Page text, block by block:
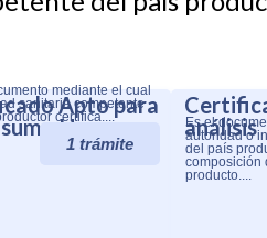
Apto para
Humano
mediante el cual
sanitaria competente
certifica....
1 trámite
análisis
Es el
autoridad o
del país
composición
producto....